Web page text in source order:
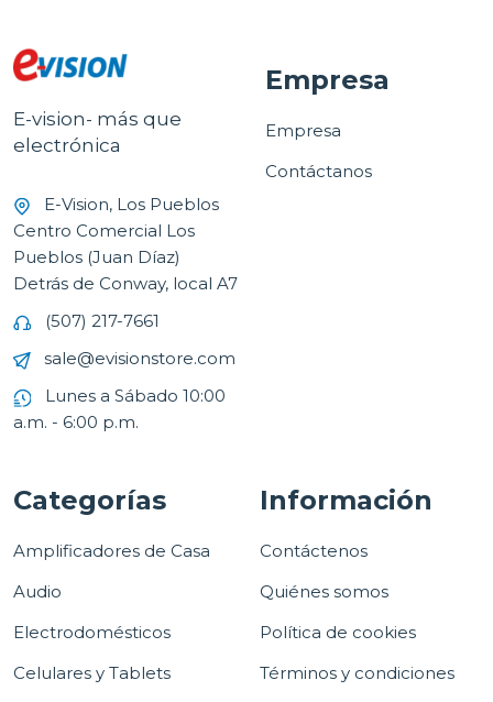
E-vision- más que
electrónica
E-Vision, Los Pueblos
Centro Comercial Los
Pueblos (Juan Díaz)
Detrás de Conway, local A7
(507) 217-7661
sale@evisionstore.com
Lunes a Sábado 10:00
a.m. - 6:00 p.m.
Empresa
Empresa
Contáctanos
Categorías
Amplificadores de Casa
Audio
Electrodomésticos
Celulares y Tablets
Información
Contáctenos
Quiénes somos
Política de cookies
Términos y condiciones